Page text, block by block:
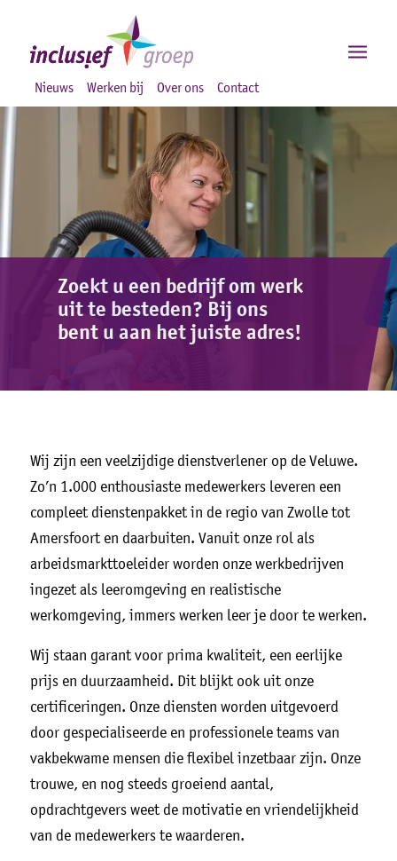
Nieuws Werken bij Over ons Contact
Zoekt u een bedrijf om werk
uit te besteden? Bij ons
bent u aan het juiste adres!
Wij zijn een veelzijdige dienstverlener op de Veluwe.
Zo’n 1.000 enthousiaste medewerkers leveren een
compleet dienstenpakket in de regio van Zwolle tot
Amersfoort en daarbuiten. Vanuit onze rol als
arbeidsmarkttoeleider worden onze werkbedrijven
ingezet als leeromgeving en realistische
werkomgeving, immers werken leer je door te werken.
Wij staan garant voor prima kwaliteit, een eerlijke
prijs en duurzaamheid. Dit blijkt ook uit onze
certificeringen. Onze diensten worden uitgevoerd
door gespecialiseerde en professionele teams van
vakbekwame mensen die flexibel inzetbaar zijn. Onze
trouwe, en nog steeds groeiend aantal,
opdrachtgevers weet de motivatie en vriendelijkheid
van de medewerkers te waarderen.